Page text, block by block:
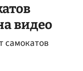
видео
самокатов